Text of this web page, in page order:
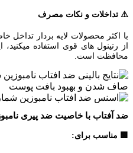
⚠️ تداخلات و نکات مصرف
با اکثر محصولات لایه بردار تداخل
از رتینول های قوی استفاده
محافظت است.
ضد آفتاب با خاصیت ضد پیری
🟩 مناسب برای: